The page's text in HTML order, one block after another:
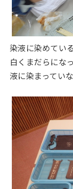
染液に染めてい
白くまだらにな
液に染まってい